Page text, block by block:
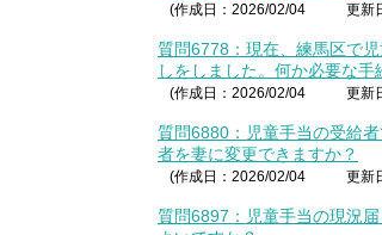
(作成日：2026/02/04 更新
質問6778：現在、練馬区で
しをしました。何か必要な手
(作成日：2026/02/04 更新
質問6880：児童手当の受給
者を妻に変更できますか？
(作成日：2026/02/04 更新
質問6897：児童手当の現況